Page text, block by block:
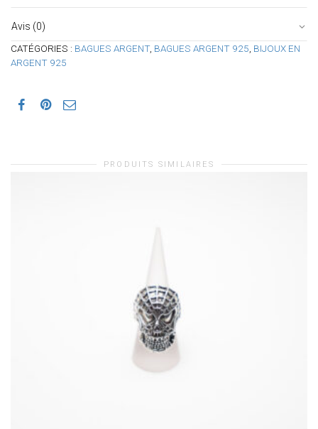
Avis (0)
CATÉGORIES : BAGUES ARGENT, BAGUES ARGENT 925 BIJOUX EN
ARGENT 925
PRODUITS SIMILAIRES